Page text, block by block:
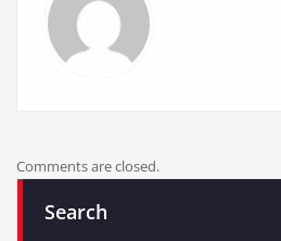
Comments are closed.
Search